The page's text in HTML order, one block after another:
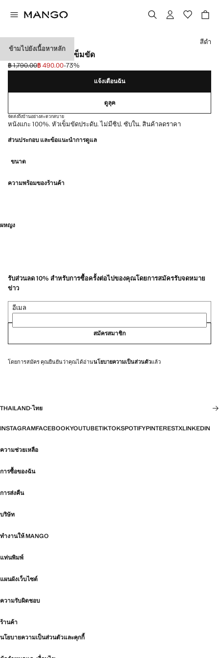
ข้ามไปยังเนื้อหาหลัก
ถุงมือหนังพร้อมหัวเข็มขัด
ลดราคาเริ่มต้น [฿ 1,790.00 ]
฿ 1,790.00
ราคาปัจจุบัน [฿ 490.00 ]
฿ 490.00-73%
เลือกสี
สีดำ
แจ้งเตือนฉัน
ดูลุค
จัดส่งถึงบ้านอย่างสะดวกสบาย
หนังแกะ 100%. หัวเข็มขัดประดับ. ไม่มีซิป. ซับใน. สินค้าลดราคา
ส่วนประกอบ และข้อแนะนำการดูแล
ขนาด
ความพร้อมของร้านค้า
ผหญง
รับส่วนลด 10% สำหรับการซื้อครั้งต่อไปของคุณโดยการสมัครรับจดหมาย
ข่าว
อีเมล
สมัครสมาชิก
โดยการสมัคร คุณยืนยันว่าคุณได้อ่านนโยบายความเป็นส่วนตัวแล้ว
THAILAND·ไทย
INSTAGRAMFACEBOOKYOUTUBETIKTOKSPOTIFYPINTERESTXLINKEDIN
ความช่วยเหลือ
การซื้อของฉัน
การส่งคืน
บริษัท
ทำงานให้ MANGO
แท่นพิมพ์
แผนผังเว็บไซต์
ความรับผิดชอบ
ร้านค้า
นโยบายความเป็นส่วนตัวและคุกกี้